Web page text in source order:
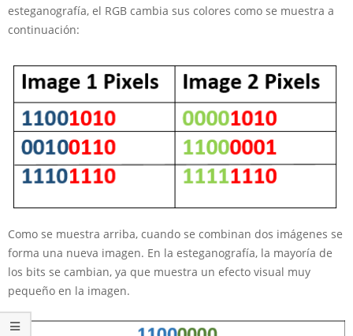
esteganografía, el RGB cambia sus colores como se muestra a
continuación:
Como se muestra arriba, cuando se combinan dos imágenes se
forma una nueva imagen. En la esteganografía, la mayoría de
los bits se cambian, ya que muestra un efecto visual muy
pequeño en la imagen.